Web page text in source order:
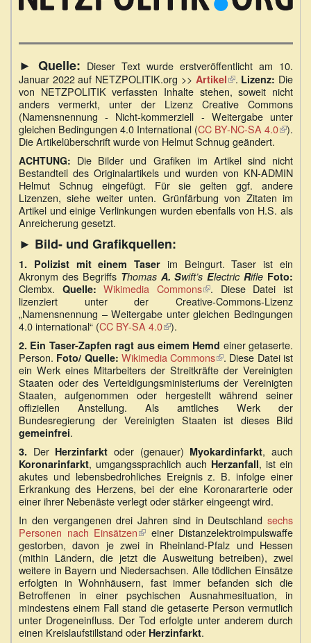
► Quelle: Dieser Text wurde erstveröffentlicht am 10.
Januar 2022 auf NETZPOLITIK.org >> Artikel(Link
ist
extern)
. Lizenz: Die
von NETZPOLITIK verfassten Inhalte stehen, soweit nicht
anders vermerkt, unter der Lizenz Creative Commons
(Namensnennung - Nicht-kommerziell - Weitergabe unter
gleichen Bedingungen 4.0 International (CC BY-NC-SA 4.0(Link
extern)
).
Die Artikelüberschrift wurde von Helmut Schnug geändert.
ACHTUNG: Die Bilder und Grafiken im Artikel sind nicht
Bestandteil des Originalartikels und wurden von KN-ADMIN
Helmut Schnug eingefügt. Für sie gelten ggf. andere
Lizenzen, siehe weiter unten. Grünfärbung von Zitaten im
Artikel und einige Verlinkungen wurden ebenfalls von H.S. als
Anreicherung gesetzt.
► Bild- und Grafikquellen:
1. Polizist mit einem Taser im Beingurt. Taser ist ein
Akronym des Begriffs Thomas A. Swift’sElectricRifle Foto:
Clembx. Quelle: Wikimedia Commons(Link
ist
extern)
. Diese Datei ist
lizenziert unter der Creative-Commons-Lizenz
„Namensnennung – Weitergabe unter gleichen Bedingungen
4.0 international“ (CC BY-SA 4.0(Link
ist
extern)
).
2. Ein Taser-Zapfen ragt aus eimem Hemd einer getaserte.
Person. Foto/ Quelle: Wikimedia Commons(Link
ist
extern)
. Diese Datei ist
ein Werk eines Mitarbeiters der Streitkräfte der Vereinigten
Staaten oder des Verteidigungsministeriums der Vereinigten
Staaten, aufgenommen oder hergestellt während seiner
offiziellen Anstellung. Als amtliches Werk der
Bundesregierung der Vereinigten Staaten ist dieses Bild
gemeinfrei.
3. Der Herzinfarkt oder (genauer) Myokardinfarkt, auch
Koronarinfarkt, umgangssprachlich auch Herzanfall, ist ein
akutes und lebensbedrohliches Ereignis z. B. infolge einer
Erkrankung des Herzens, bei der eine Koronararterie oder
einer ihrer Nebenäste verlegt oder stärker eingeengt wird.
In den vergangenen drei Jahren sind in Deutschland sechs
Personen nach Einsätzen(Link
ist
extern)
einer Distanzelektroimpulswaffe
gestorben, davon je zwei in Rheinland-Pfalz und Hessen
(mithin Ländern, die jetzt die Ausweitung betreiben), zwei
weitere in Bayern und Niedersachsen. Alle tödlichen Einsätze
erfolgten in Wohnhäusern, fast immer befanden sich die
Betroffenen in einer psychischen Ausnahmesituation, in
mindestens einem Fall stand die getaserte Person vermutlich
unter Drogeneinfluss. Der Tod erfolgte unter anderem durch
einen Kreislaufstillstand oder Herzinfarkt.